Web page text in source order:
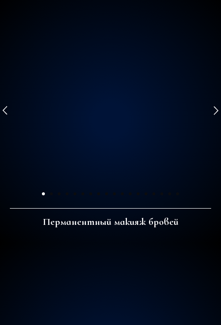
Перманентный макияж бровей